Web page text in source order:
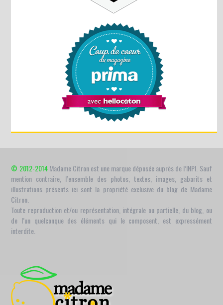
© 2012-2014Madame Citron est une marque déposée auprès de l’INPI. Sauf
mention contraire, l’ensemble des photos, textes, images, gabarits et
illustrations présents ici sont la propriété exclusive du blog de Madame
Citron.
Toute reproduction et/ou représentation, intégrale ou partielle, du blog, ou
de l’un quelconque des éléments qui le composent, est expressément
interdite.